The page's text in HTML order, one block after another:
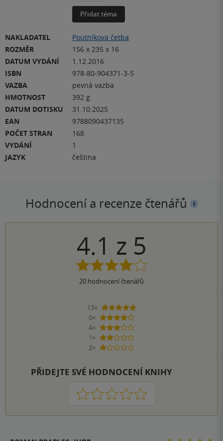
Přidat téma
NAKLADATEL
Poutníkova četba
ROZMĚR
156 x 235 x 16
DATUM VYDÁNÍ
1.12.2016
ISBN
978-80-904371-3-5
VAZBA
pevná vazba
HMOTNOST
392 g
DATUM DOTISKU
31.10.2025
EAN
9788090437135
POČET STRAN
168
VYDÁNÍ
1
JAZYK
čeština
Hodnocení a recenze čtenářů
4.1 z 5
20 hodnocení čtenářů
13×
5 hvězdiček
0×
4 hvězdičky
4×
3 hvězdičky
1×
2 hvězdičky
2×
1 hvezdička
PŘIDEJTE SVÉ HODNOCENÍ KNIHY
1 2 3 4 5